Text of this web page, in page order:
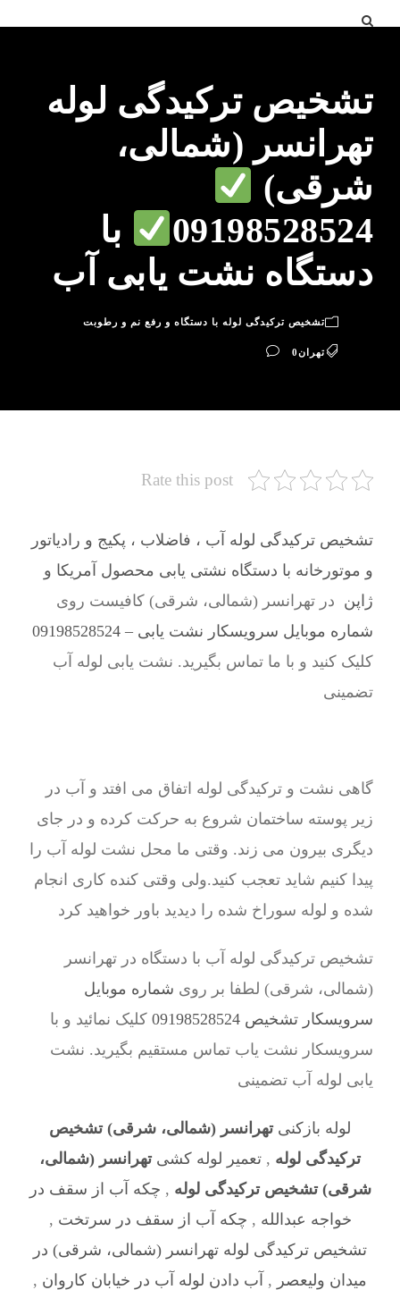
تشخیص ترکیدگی لوله
تهرانسر (شمالی،
شرقی)
09198528524
با
دستگاه نشت یابی آب
تشخیص ترکیدگی لوله با دستگاه و رفع نم و رطوبت
تهران0
Rate this post
تشخیص ترکیدگی لوله آب ، فاضلاب ، پکیج و رادیاتور
و موتورخانه با دستگاه نشتی یابی محصول آمریکا و
ژاپن در تهرانسر (شمالی، شرقی) کافیست روی
شماره موبایل سرویسکار نشت یابی – 09198528524
کلیک کنید و با ما تماس بگیرید. نشت یابی لوله آب
تضمینی
گاهی نشت و ترکیدگی لوله اتفاق می افتد و آب در
زیر پوسته ساختمان شروع به حرکت کرده و در جای
دیگری بیرون می زند. وقتی ما محل نشت لوله آب را
پیدا کنیم شاید تعجب کنید.ولی وقتی کنده کاری انجام
شده و لوله سوراخ شده را دیدید باور خواهید کرد
تشخیص ترکیدگی لوله آب با دستگاه در تهرانسر
(شمالی، شرقی) لطفا بر روی شماره موبایل
سرویسکار تشخیص 09198528524
کلیک نمائید و با
سرویسکار نشت یاب تماس مستقیم بگیرید. نشت
یابی لوله آب تضمینی
لوله بازکنیتهرانسر (شمالی، شرقی) تشخیص
ترکیدگی لوله , تعمیر لوله کشیتهرانسر (شمالی،
شرقی) تشخیص ترکیدگی لوله , چکه آب از سقف در
خواجه عبدالله , چکه آب از سقف در سرتخت ,
تشخیص ترکیدگی لوله تهرانسر (شمالی، شرقی) در
میدان ولیعصر , آب دادن لوله آب در خیابان کاروان ,